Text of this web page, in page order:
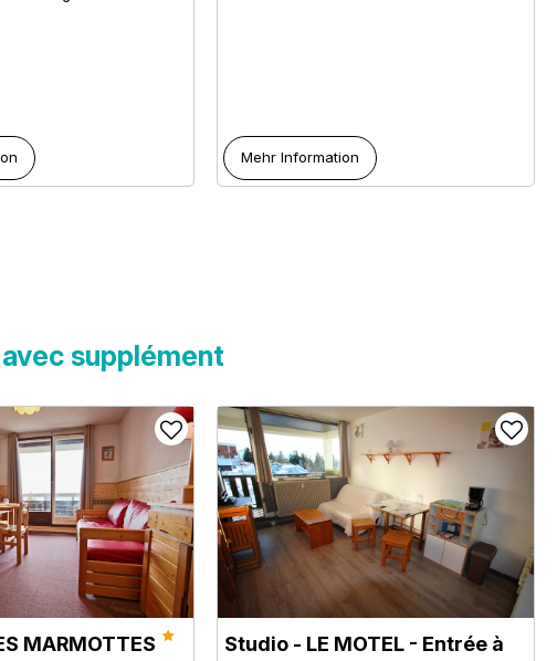
Mehr Information
supplément
MARMOTTES
Studio - LE MOTEL - Entrée à